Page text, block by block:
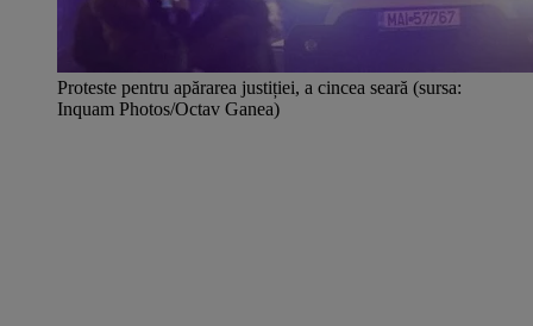
Proteste pentru apărarea justiției, a cincea seară (sursa:
Inquam Photos/Octav Ganea)